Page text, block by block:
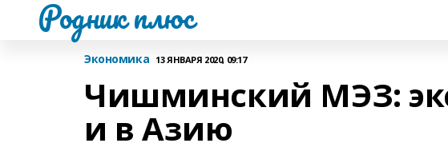
Родник плюс
Экономика 13 ЯНВАРЯ 2020, 09:17
Чишминский МЭЗ:
и в Азию